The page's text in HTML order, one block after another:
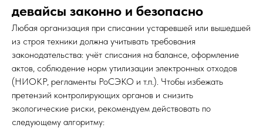
Утилизация оргтехники и
оборудования в
Новосибирске
девайсы законно и безопасно
Любая организация при списании устаревшей или вышедшей
из строя техники должна учитывать требования
законодательства: учёт списания на балансе, оформление
актов, соблюдение норм утилизации электронных отходов
(НИОКР, регламенты РоСЭКО и т.п.). Чтобы избежать
претензий контролирующих органов и снизить
экологические риски, рекомендуем действовать по
следующему алгоритму: